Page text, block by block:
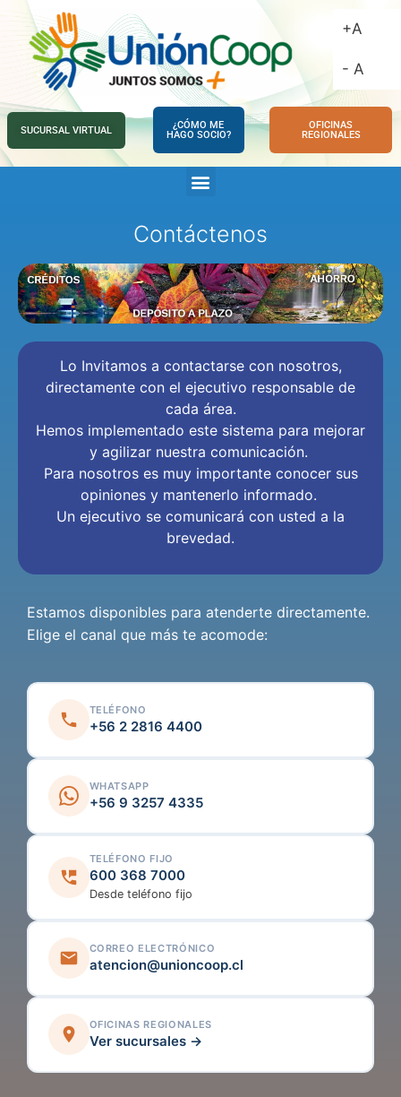
+A
- A
SUCURSAL VIRTUAL
¿CÓMO ME
HAGO SOCIO?
OFICINAS
REGIONALES
Contáctenos
Lo Invitamos a contactarse con nosotros,
directamente con el ejecutivo responsable de
cada área.
Hemos implementado este sistema para mejorar
y agilizar nuestra comunicación.
Para nosotros es muy importante conocer sus
opiniones y mantenerlo informado.
Un ejecutivo se comunicará con usted a la
brevedad.
Estamos disponibles para atenderte directamente.
Elige el canal que más te acomode:
TELÉFONO
+56 2 2816 4400
WHATSAPP
+56 9 3257 4335
TELÉFONO FIJO
600 368 7000
Desde teléfono fijo
CORREO ELECTRÓNICO
atencion@unioncoop.cl
OFICINAS REGIONALES
Ver sucursales →